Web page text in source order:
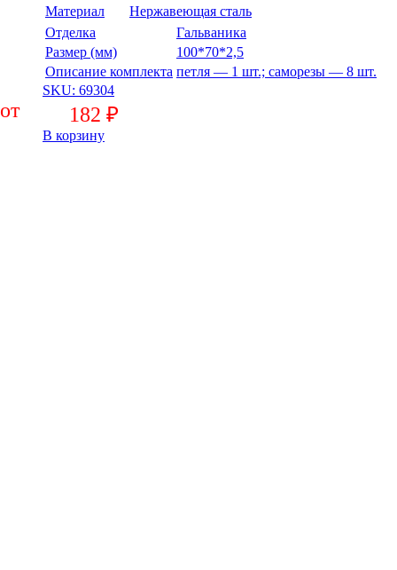
Материал
Нержавеющая сталь
Отделка
Гальваника
Размер (мм)
100*70*2,5
Описание комплекта петля — 1 шт.; саморезы — 8 шт.
SKU: 69304
182 ₽
В корзину